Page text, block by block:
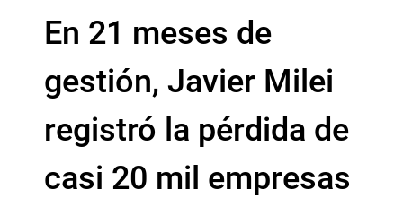
En 21 meses de
gestión, Javier Milei
registró la pérdida de
casi 20 mil empresas